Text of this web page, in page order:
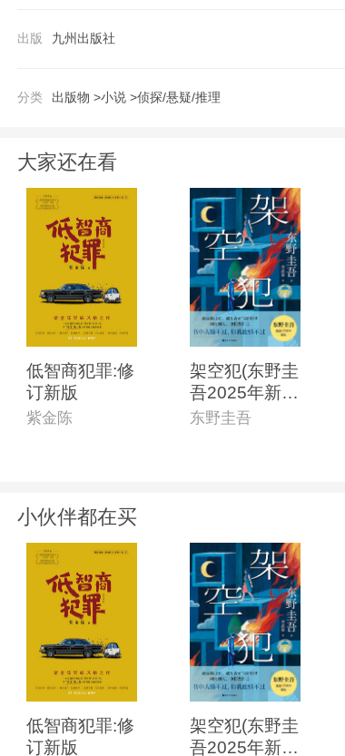
出版 九州出版社
分类 出版物 >小说 >侦探/悬疑/推理
大家还在看
低智商犯罪:修
订新版
紫金陈
架空犯(东野圭
吾2025年新
书)
东野圭吾
小伙伴都在买
低智商犯罪:修
订新版
架空犯(东野圭
吾2025年新